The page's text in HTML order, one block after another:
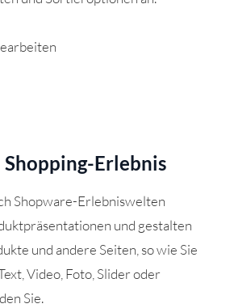
Shopping-Erlebnis
Shopware-Erlebniswelten
und gestalten
und andere Seiten, so wie Sie
Video, Foto, Slider oder
Sie.